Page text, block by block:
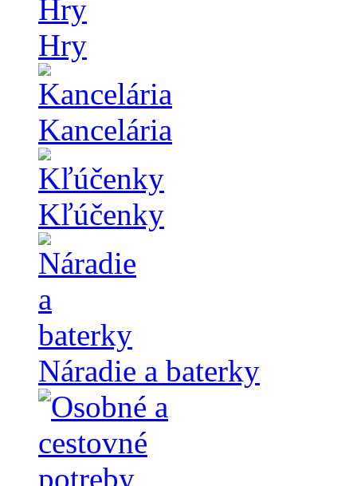
Hry
Kancelária
Kľúčenky
Náradie a baterky